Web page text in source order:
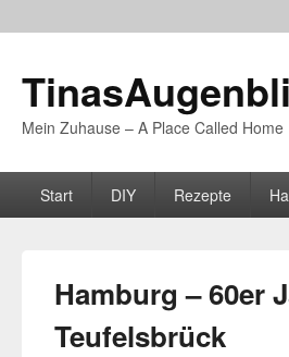
Mein Zuhause – A Place Called Home
PrimäresStart DIY Rezepte
Hamburg – 60er
Teufelsbrück